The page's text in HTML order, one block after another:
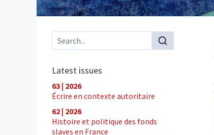
Main menu
Latest issues
63 | 2026
Écrire en contexte autoritaire
62 | 2026
Histoire et politique des fonds
slaves en France